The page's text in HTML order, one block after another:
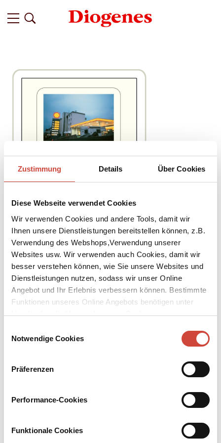
Zustimmung Details Über Cookies
Diese Webseite verwendet Cookies
Wir verwenden Cookies und andere Tools, damit wir
Ihnen unsere Dienstleistungen bereitstellen können, z.B.
Verwendung des Webshops,Verwendung unserer
Websites usw. Wir verwenden auch Cookies, damit wir
besser verstehen können, wie Sie unsere Websites und
Dienstleistungen nutzen, sodass wir unser Online
Angebot und Ihr Erlebnis verbessern können. Bestimmte
Funktionen unseres Online Angebots benötigen unter
Umständen die Verwendung von Cookies von
Notwendige Cookies
Präferenzen
Performance-Cookies
Funktionale Cookies
Download Bilddatei
Kaufen
Perspektive, eine Geisel im Glück, eine Suppe für Hermann und ein
Jude für Jutta, zwei Maschinengewehre und ein Granatwerfer
ernst, so traurig wie heiter, so lustig wie trocken erzählt Arjouni in
sechs Geschichten davon, wie im Leben vieles möglich scheint und
Mehr zum Inhalt